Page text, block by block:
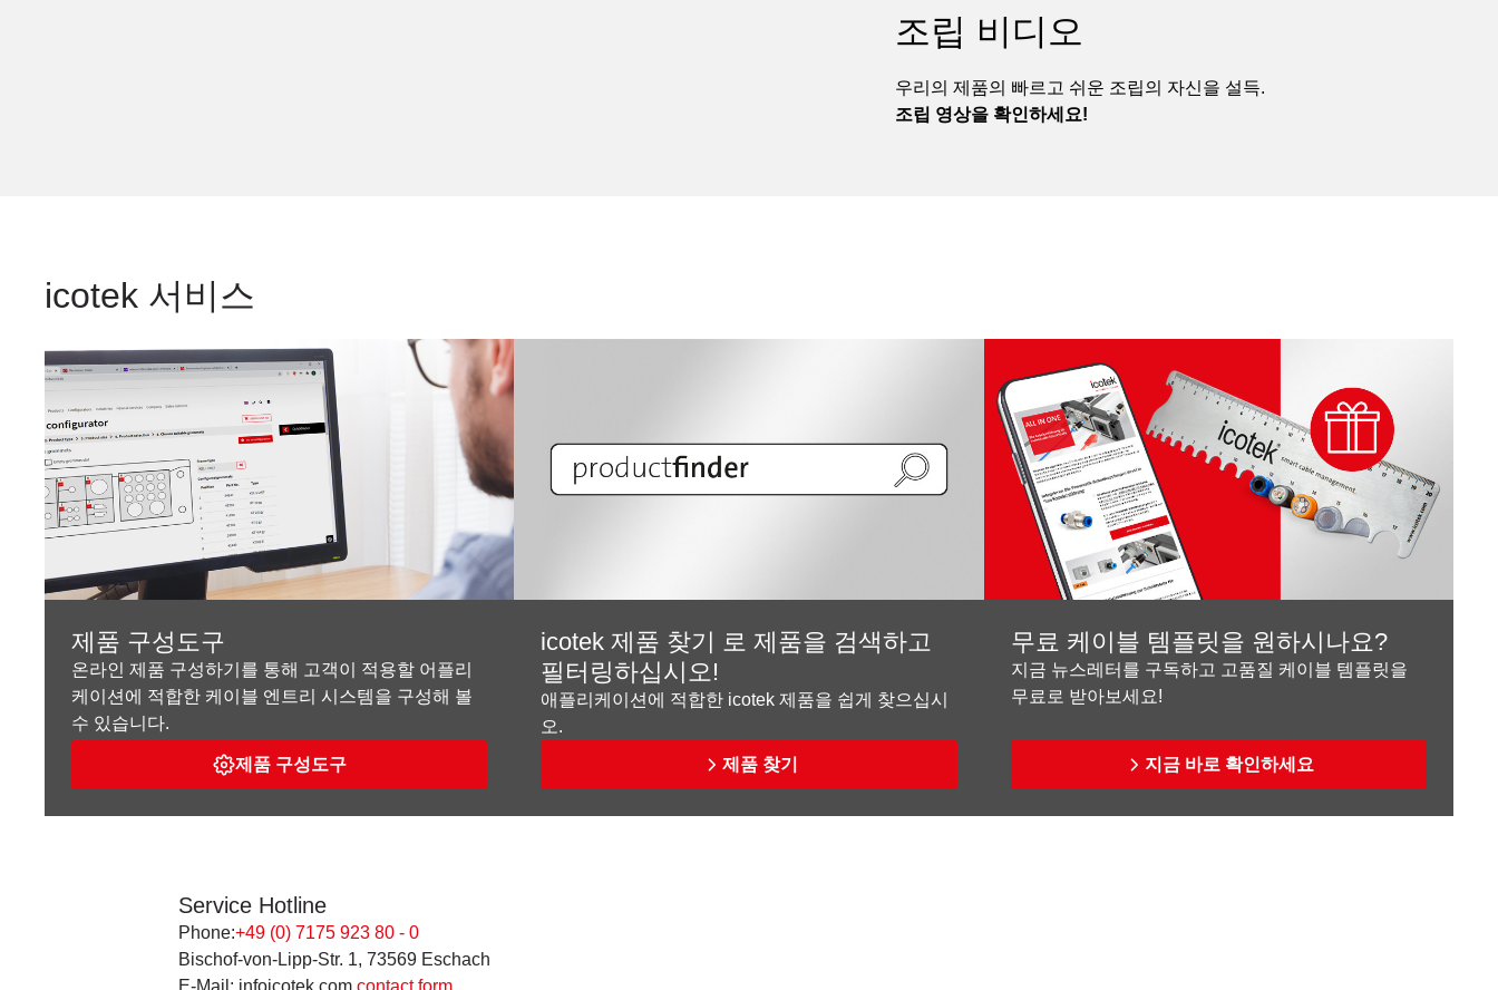
조립 비디오
우리의 제품의 빠르고 쉬운 조립의 자신을 설득.
조립 영상을 확인하세요!
icotek 서비스
제품 구성도구
온라인 제품 구성하기를 통해 고객이 적용할 어플리
케이션에 적합한 케이블 엔트리 시스템을 구성해 볼
수 있습니다.
제품 구성도구
icotek 제품 찾기 로 제품을 검색하고
필터링하십시오!
애플리케이션에 적합한 icotek 제품을 쉽게 찾으십시
오.
제품 찾기
무료 케이블 템플릿을 원하시나요?
지금 뉴스레터를 구독하고 고품질 케이블 템플릿을
무료로 받아보세요!
지금 바로 확인하세요
Service Hotline
Phone:+49 (0) 7175 923 80 - 0
Bischof-von-Lipp-Str. 1, 73569 Eschach